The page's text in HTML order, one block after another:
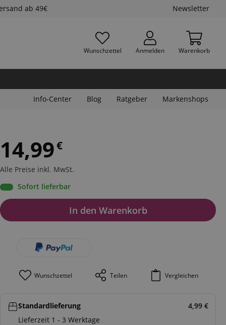
ab 49€ Newsletter
Wunschzettel Anmelden Warenkorb
Info-Center Blog Ratgeber Markenshops
14,99€
Alle Preise inkl. MwSt.
Sofort lieferbar
In den Warenkorb
Wunschzettel Teilen Vergleichen
Standardlieferung 4,99 €
Lieferzeit 1 - 3 Werktage